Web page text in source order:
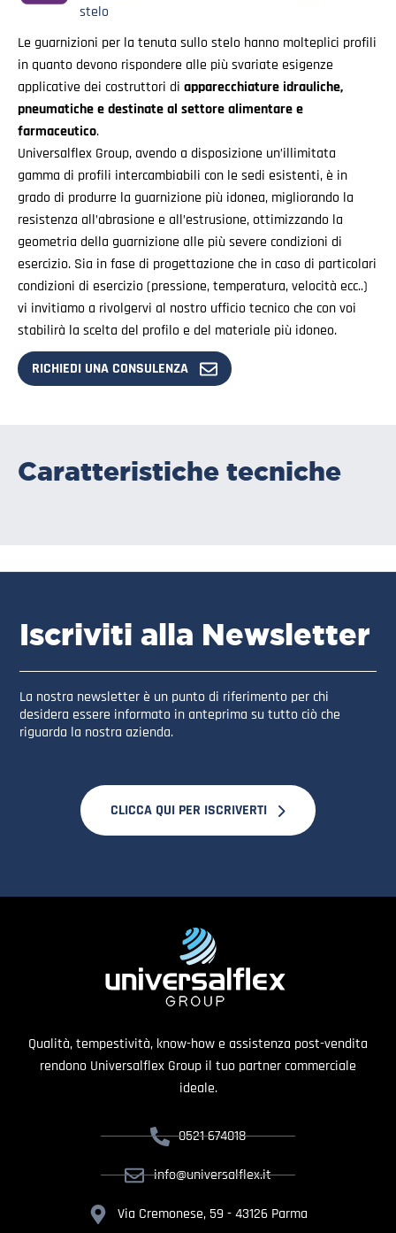
stelo
Le guarnizioni per la tenuta sullo stelo hanno molteplici profili
in quanto devono rispondere alle più svariate esigenze
applicative dei costruttori di apparecchiature idrauliche,
pneumatiche e destinate al settore alimentare e
farmaceutico.
Universalflex Group, avendo a disposizione un’illimitata
gamma di profili intercambiabili con le sedi esistenti, è in
grado di produrre la guarnizione più idonea, migliorando la
resistenza all’abrasione e all’estrusione, ottimizzando la
geometria della guarnizione alle più severe condizioni di
esercizio. Sia in fase di progettazione che in caso di particolari
condizioni di esercizio (pressione, temperatura, velocità ecc..)
vi invitiamo a rivolgervi al nostro ufficio tecnico che con voi
stabilirà la scelta del profilo e del materiale più idoneo.
RICHIEDI UNA CONSULENZA
Caratteristiche tecniche
Iscriviti alla Newsletter
La nostra newsletter è un punto di riferimento per chi
desidera essere informato in anteprima su tutto ciò che
riguarda la nostra azienda.
CLICCA QUI PER ISCRIVERTI
Qualità, tempestività, know-how e assistenza post-vendita
rendono Universalflex Group il tuo partner commerciale
ideale.
0521 674018
info@universalflex.it
Via Cremonese, 59 - 43126 Parma